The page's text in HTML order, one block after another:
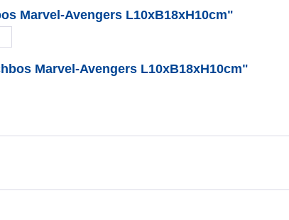
Marvel-Avengers L10xB18xH10cm"
Marvel-Avengers L10xB18xH10cm"